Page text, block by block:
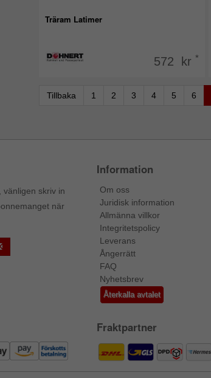
Träram Latimer
572 kr *
Tillbaka 1 2 3 4 5 6
vänligen skriv in
när
Information
Om oss
Juridisk information
Allmänna villkor
Integritetspolicy
Leverans
Ångerrätt
FAQ
Nyhetsbrev
Återkalla avtalet
Fraktpartner